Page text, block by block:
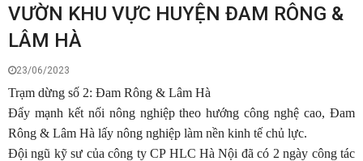
VƯỜN KHU VỰC HUYỆN ĐAM RÔNG &
LÂM HÀ
23/06/2023
Trạm dừng số 2: Đam Rông & Lâm Hà
Đẩy mạnh kết nối nông nghiệp theo hướng công nghệ cao, Đam
Rông & Lâm Hà lấy nông nghiệp làm nền kinh tế chủ lực.
Đội ngũ kỹ sư của công ty CP HLC Hà Nội đã có 2 ngày công tác